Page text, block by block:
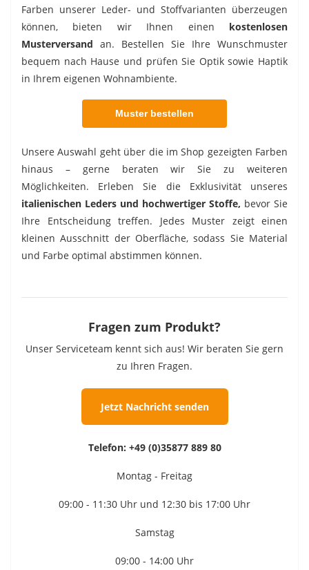
Farben unserer Leder- und Stoffvarianten überzeugen
können, bieten wir Ihnen einen kostenlosen
Musterversand an. Bestellen Sie Ihre Wunschmuster
bequem nach Hause und prüfen Sie Optik sowie Haptik
in Ihrem eigenen Wohnambiente.
Muster bestellen
Unsere Auswahl geht über die im Shop gezeigten Farben
hinaus – gerne beraten wir Sie zu weiteren
Möglichkeiten. Erleben Sie die Exklusivität unseres
italienischen Leders und hochwertiger Stoffe, bevor Sie
Ihre Entscheidung treffen. Jedes Muster zeigt einen
kleinen Ausschnitt der Oberfläche, sodass Sie Material
und Farbe optimal abstimmen können.
Fragen zum Produkt?
Unser Serviceteam kennt sich aus! Wir beraten Sie gern
zu Ihren Fragen.
Jetzt Nachricht senden
Telefon: +49 (0)35877 889 80
Montag - Freitag
09:00 - 11:30 Uhr und 12:30 bis 17:00 Uhr
Samstag
09:00 - 14:00 Uhr